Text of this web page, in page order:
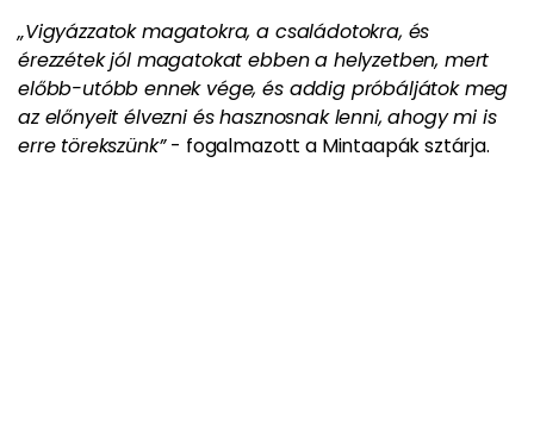
„Vigyázzatok magatokra, a családotokra, és
érezzétek jól magatokat ebben a helyzetben, mert
előbb-utóbb ennek vége, és addig próbáljátok meg
az előnyeit élvezni és hasznosnak lenni, ahogy mi is
erre törekszünk” - fogalmazott a Mintaapák sztárja.